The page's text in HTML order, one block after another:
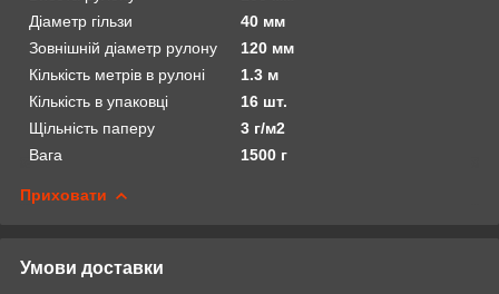
Діаметр гільзи
40 мм
Зовнішній діаметр рулону
120 мм
Кількість метрів в рулоні
1.3 м
Кількість в упаковці
16 шт.
Щільність паперу
3 г/м2
Вага
1500 г
Приховати
Умови доставки